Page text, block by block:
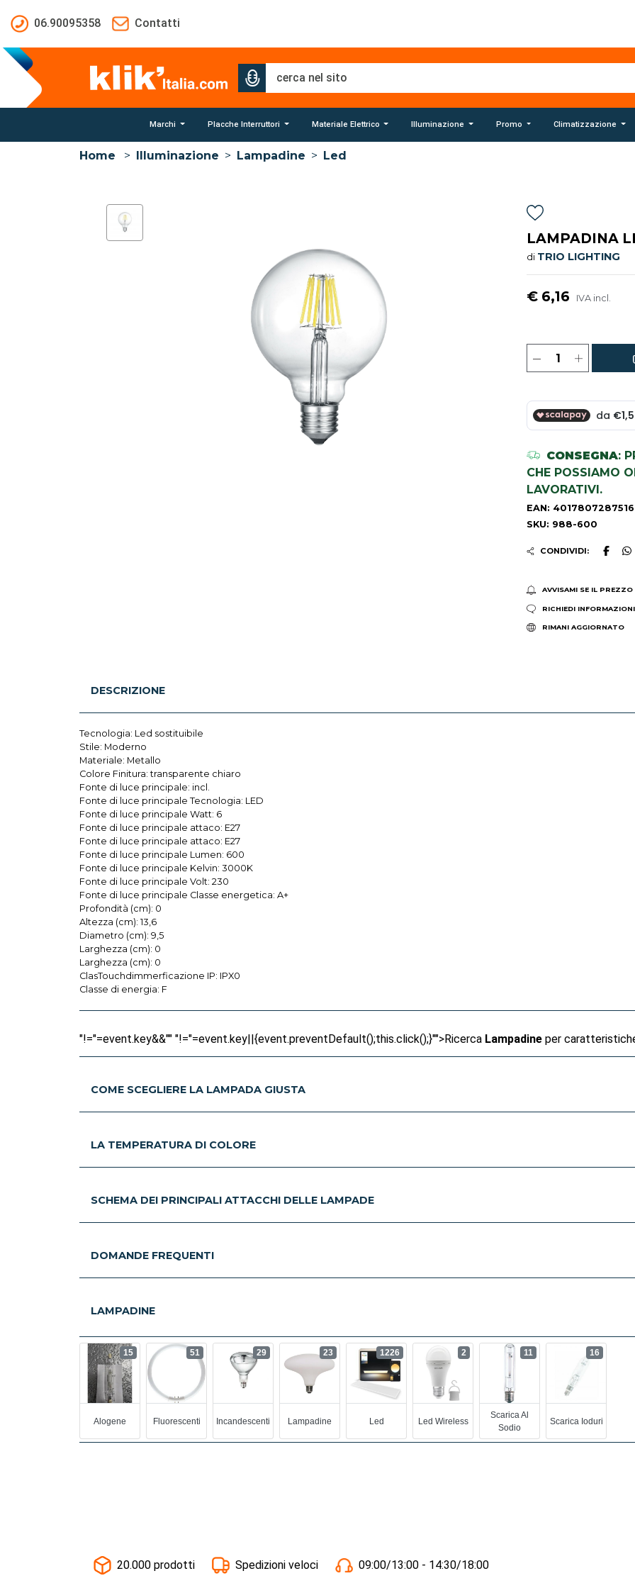
06.90095358
Contatti
Marchi Placche Interruttori Materiale Elettrico Illuminazione Promo Climatizzazione
Home > Illuminazione > Lampadine > Led
LAMPADINA
di TRIO LIGHTING
€ 6,16 IVA incl.
CONSEGNA:
CHE POSSIAMO
LAVORATIVI.
EAN: 4017807287516
SKU: 988-600
CONDIVIDI:
AVVISAMI SE IL PREZZO
RICHIEDI INFORMAZIONI
RIMANI AGGIORNATO
DESCRIZIONE
Tecnologia: Led sostituibile
Stile: Moderno
Materiale: Metallo
Colore Finitura: transparente chiaro
Fonte di luce principale: incl.
Fonte di luce principale Tecnologia: LED
Fonte di luce principale Watt: 6
Fonte di luce principale attaco: E27
Fonte di luce principale attaco: E27
Fonte di luce principale Lumen: 600
Fonte di luce principale Kelvin: 3000K
Fonte di luce principale Volt: 230
Fonte di luce principale Classe energetica: A+
Profondità (cm): 0
Altezza (cm): 13,6
Diametro (cm): 9,5
Larghezza (cm): 0
Larghezza (cm): 0
ClasTouchdimmerficazione IP: IPX0
Classe di energia: F
"!="=event.key&&"" "!="=event.key||{event.preventDefault();this.click();}"">Ricerca Lampadine per
COME SCEGLIERE LA LAMPADA GIUSTA
LA TEMPERATURA DI COLORE
SCHEMA DEI PRINCIPALI ATTACCHI DELLE LAMPADE
DOMANDE FREQUENTI
LAMPADINE
Alogene
15
Fluorescenti
51
Incandescenti
29
Lampadine
23
Led
1226
Led Wireless
2
Scarica Al
Sodio
11
Scarica Ioduri
16
20.000 prodotti Spedizioni veloci 09:00/13:00 - 14:30/18:00